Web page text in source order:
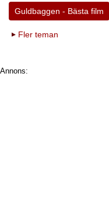
Guldbaggen - Bästa film
Fler teman
Annons: